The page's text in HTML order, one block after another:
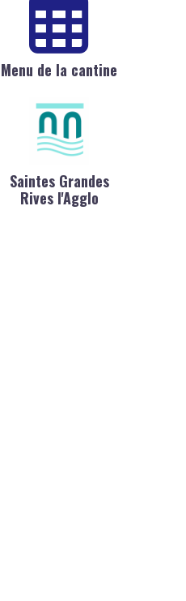
Menu de la cantine
Saintes Grandes
Rives l'Agglo